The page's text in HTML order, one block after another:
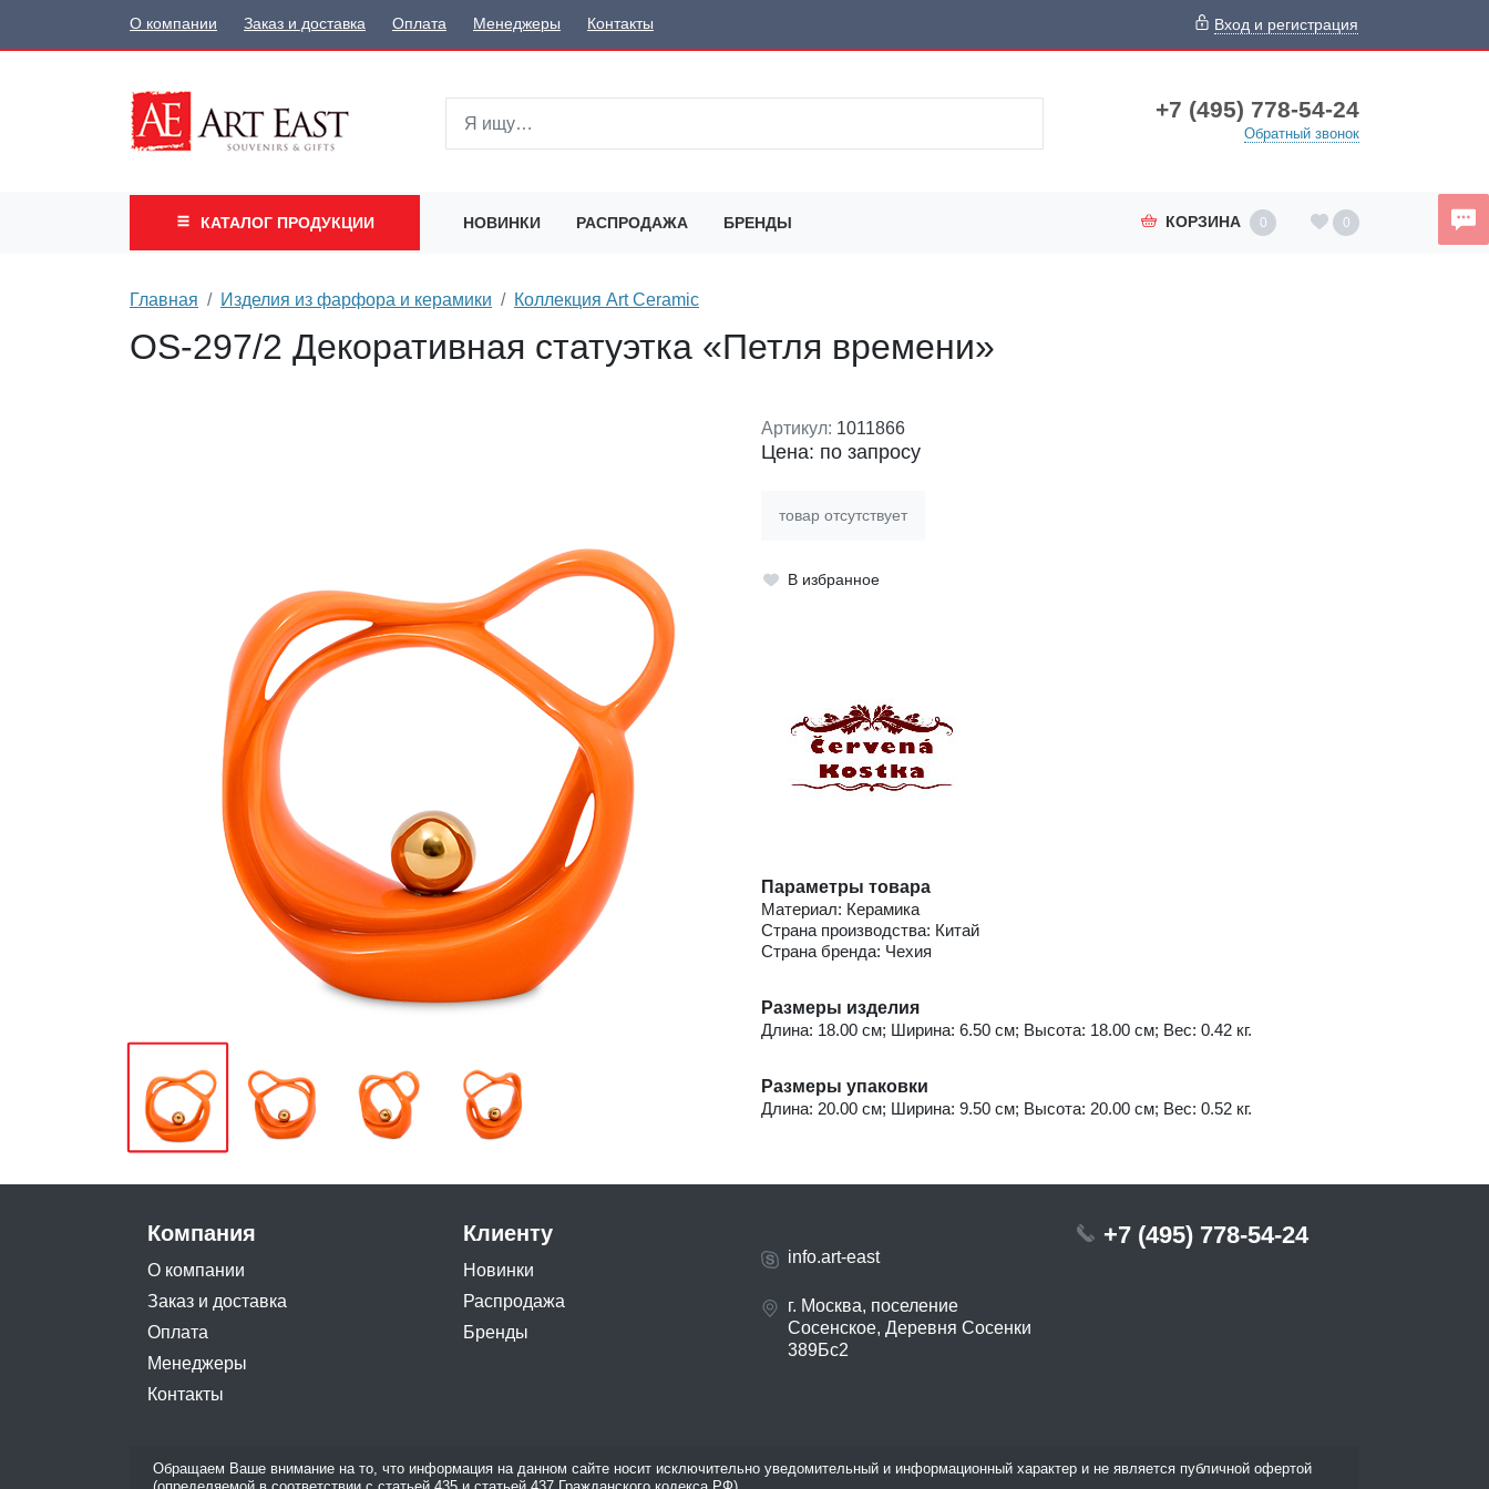
О компании Заказ и доставка Оплата Менеджеры Контакты Вход и регистрация
+7 (495) 778-54-24
Обратный звонок
КАТАЛОГ ПРОДУКЦИИ НОВИНКИ РАСПРОДАЖА БРЕНДЫ КОРЗИНА 0 0
Главная Изделия из фарфора и керамики Коллекция Art Ceramic
OS-297/2 Декоративная статуэтка «Петля времени»
Артикул: 1011866
Цена: по запросу
товар отсутствует
В избранное
Параметры товара
Материал: Керамика
Страна производства: Китай
Страна бренда: Чехия
Размеры изделия
Длина: 18.00 см; Ширина: 6.50 см; Высота: 18.00 см; Вес: 0.42 кг.
Размеры упаковки
Длина: 20.00 см; Ширина: 9.50 см; Высота: 20.00 см; Вес: 0.52 кг.
Компания
О компании
Заказ и доставка
Оплата
Менеджеры
Контакты
Клиенту
Новинки
Распродажа
Бренды
info.art-east
г. Москва, поселение
Сосенское, Деревня Сосенки
389Бс2
+7 (495) 778-54-24
Обращаем Ваше внимание на то, что информация на данном сайте носит исключительно уведомительный и информационный характер и не является публичной офертой